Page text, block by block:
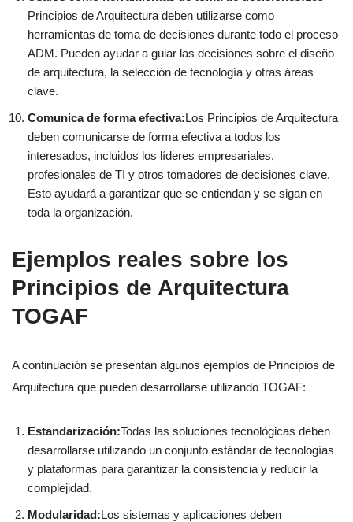
Principios de Arquitectura deben utilizarse como
herramientas de toma de decisiones durante todo el proceso
ADM. Pueden ayudar a guiar las decisiones sobre el diseño
de arquitectura, la selección de tecnología y otras áreas
clave.
Comunica de forma efectiva:Los Principios de Arquitectura
deben comunicarse de forma efectiva a todos los
interesados, incluidos los líderes empresariales,
profesionales de TI y otros tomadores de decisiones clave.
Esto ayudará a garantizar que se entiendan y se sigan en
toda la organización.
Ejemplos reales sobre los
Principios de Arquitectura
TOGAF
A continuación se presentan algunos ejemplos de Principios de
Arquitectura que pueden desarrollarse utilizando TOGAF:
Estandarización:Todas las soluciones tecnológicas deben
desarrollarse utilizando un conjunto estándar de tecnologías
y plataformas para garantizar la consistencia y reducir la
complejidad.
Modularidad:Los sistemas y aplicaciones deben